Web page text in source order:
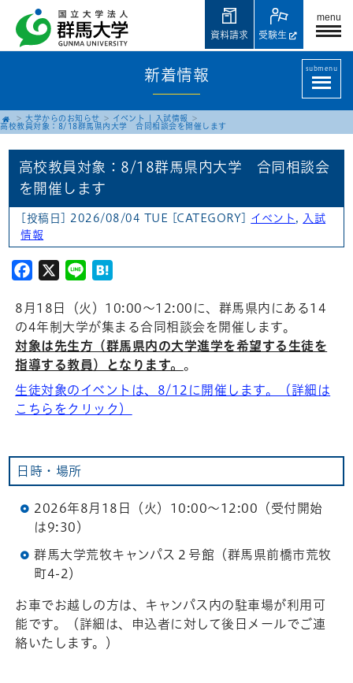
menu
受験生
資料請求
新着情報 submenu
大学からのお知らせ イベント
入試情報
高校教員対象：8/18群馬県内大学 合同相談会を開催します
高校教員対象：8/18群馬県内大学 合同相談会
を開催します
[投稿日] 2026/08/04 TUE [CATEGORY] イベント ,
入試
情報
Facebook
X Line
8月18日（火）10:00～12:00に、群馬県内にある14
の4年制大学が集まる合同相談会を開催します。
対象は先生方（群馬県内の大学進学を希望する生徒を
指導する教員）となります。 。
生徒対象のイベントは、8/12に開催します。（詳細は
こちらをクリック）
日時・場所
2026年8月18日（火）10:00～12:00（受付開始
は9:30）
群馬大学荒牧キャンパス２号館（群馬県前橋市荒牧
町4-2）
お車でお越しの方は、キャンパス内の駐車場が利用可
能です。（詳細は、申込者に対して後日メールでご連
絡いたします。）